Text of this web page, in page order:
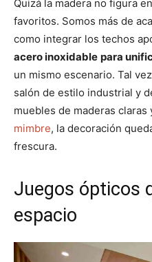
Quizá la madera no figura
favoritos. Somos más de
como integrar los techos
acero inoxidable para
un mismo escenario. Tal
salón de estilo industrial y
muebles de maderas claras
mimbre, la decoración
frescura.
Juegos ópticos
espacio